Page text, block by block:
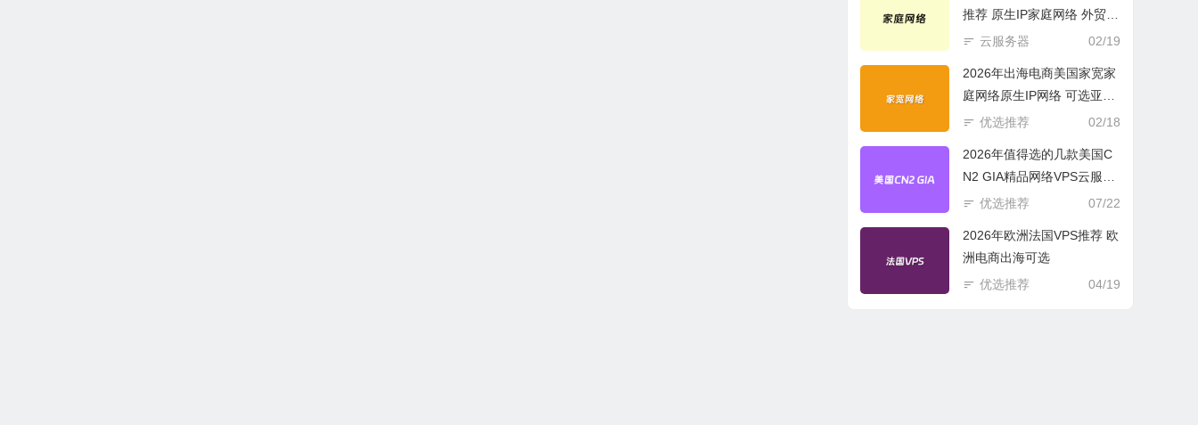
推荐 原生IP家庭网络 外贸电
商必选
02/19
云服务器
2026年出海电商美国家宽家
庭网络原生IP网络 可选亚欧
美云服务器
02/18
优选推荐
2026年值得选的几款美国C
N2 GIA精品网络VPS云服务
器推荐
07/22
优选推荐
2026年欧洲法国VPS推荐 欧
洲电商出海可选
04/19
优选推荐